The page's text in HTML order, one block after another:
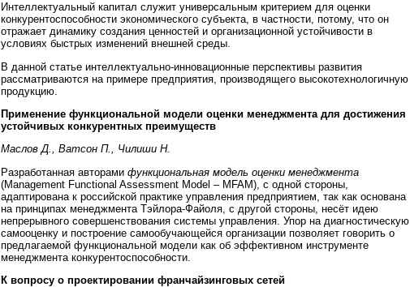
Интеллектуальный капитал служит универсальным критерием для оценки
конкурентоспособности экономического субъекта, в частности, потому, что он
отражает динамику создания ценностей и организационной устойчивости в
условиях быстрых изменений внешней среды.
В данной статье интеллектуально-инновационные перспективы развития
рассматриваются на примере предприятия, производящего высокотехнологичную
продукцию.
Применение функциональной модели оценки менеджмента для достижения
устойчивых конкурентных преимуществ
Маслов Д., Ватсон П., Чилиши Н.
Разработанная авторами функциональная модель оценки менеджмента
(Management Functional Assessment Model – MFAM), с одной стороны,
адаптирована к российской практике управления предприятием, так как основана
на принципах менеджмента Тэйлора-Файоля, с другой стороны, несёт идею
непрерывного совершенствования системы управления. Упор на диагностическую
самооценку и построение самообучающейся организации позволяет говорить о
предлагаемой функциональной модели как об эффективном инструменте
менеджмента конкурентоспособности.
К вопросу о проектировании франчайзинговых сетей